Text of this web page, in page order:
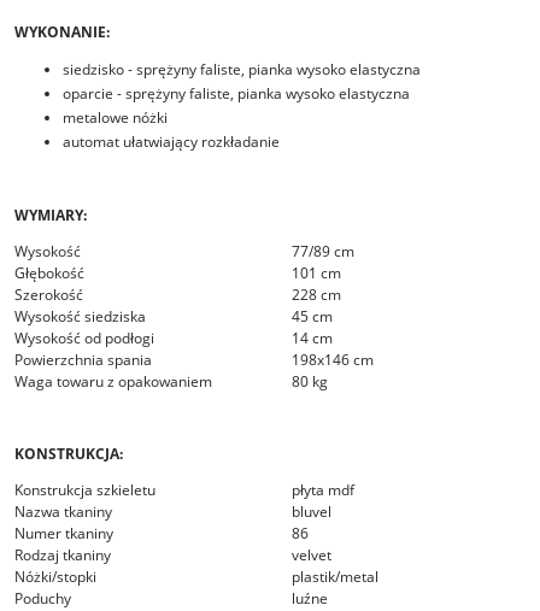
WYKONANIE:
siedzisko - sprężyny faliste, pianka wysoko elastyczna
oparcie - sprężyny faliste, pianka wysoko elastyczna
metalowe nóżki
automat ułatwiający rozkładanie
WYMIARY:
Wysokość
77/89 cm
Głębokość
101 cm
Szerokość
228 cm
Wysokość siedziska
45 cm
Wysokość od podłogi
14 cm
Powierzchnia spania
198x146 cm
Waga towaru z opakowaniem
80 kg
KONSTRUKCJA:
Konstrukcja szkieletu
płyta mdf
Nazwa tkaniny
bluvel
Numer tkaniny
86
Rodzaj tkaniny
velvet
Nóżki/stopki
plastik/metal
Poduchy
luźne